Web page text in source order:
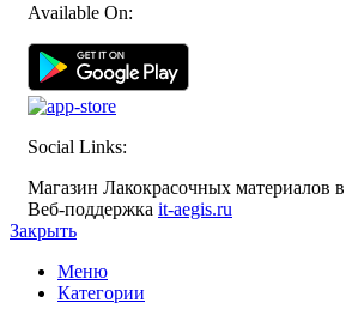
Available On:
Social Links:
Магазин Лакокрасочных материалов в
Веб-поддержка it-aegis.ru
Закрыть
Меню
Категории